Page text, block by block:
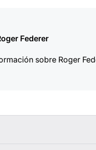
Federer
sobre Roger